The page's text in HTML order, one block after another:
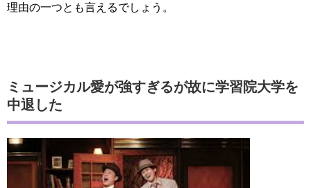
理由の一つとも言えるでしょう。
ミュージカル愛が強すぎるが故に学習院大学を
中退した